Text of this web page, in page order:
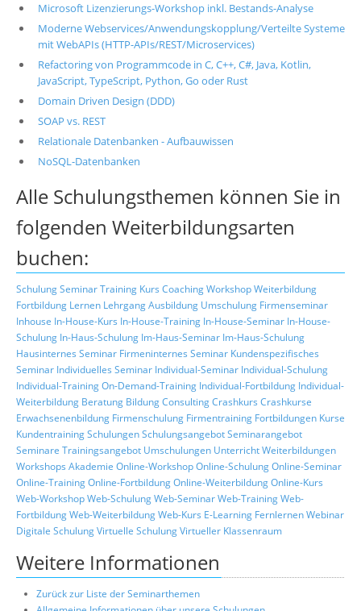
Microsoft Lizenzierungs-Workshop inkl. Bestands-Analyse
Moderne Webservices/Anwendungskopplung/Verteilte Systeme
mit WebAPIs (HTTP-APIs/REST/Microservices)
Refactoring von Programmcode in C, C++, C#, Java, Kotlin,
JavaScript, TypeScript, Python, Go oder Rust
Domain Driven Design (DDD)
SOAP vs. REST
Relationale Datenbanken - Aufbauwissen
NoSQL-Datenbanken
Alle Schulungsthemen können Sie in
folgenden Weiterbildungsarten
buchen:
SchulungSeminarTraining Kurs CoachingWorkshopWeiterbildung
Fortbildung Lernen LehrgangAusbildung Umschulung Firmenseminar
Inhouse In-House-Kurs In-House-Training In-House-Seminar In-House-
Schulung In-Haus-Schulung Im-Haus-Seminar Im-Haus-Schulung
Hausinternes Seminar Firmeninternes Seminar Kundenspezifisches
Seminar Individuelles Seminar Individual-Seminar Individual-Schulung
Individual-TrainingOn-Demand-Training Individual-Fortbildung Individual-
Weiterbildung Beratung BildungConsultingCrashkurs Crashkurse
Erwachsenenbildung Firmenschulung Firmentraining Fortbildungen Kurse
KundentrainingSchulungenSchulungsangebotSeminarangebot
Seminare Trainingsangebot Umschulungen UnterrichtWeiterbildungen
Workshops Akademie Online-WorkshopOnline-SchulungOnline-Seminar
Online-TrainingOnline-FortbildungOnline-WeiterbildungOnline-Kurs
Web-WorkshopWeb-SchulungWeb-SeminarWeb-TrainingWeb-
FortbildungWeb-WeiterbildungWeb-Kurs E-Learning FernlernenWebinar
Digitale SchulungVirtuelle SchulungVirtueller Klassenraum
Weitere Informationen
Zurück zur Liste der Seminarthemen